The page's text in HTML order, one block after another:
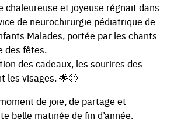
chaleureuse et joyeuse régnait dans
de neurochirurgie pédiatrique de
Malades, portée par les chants
des fêtes.
des cadeaux, les sourires des
les visages. 🌟😊
de joie, de partage et
belle matinée de fin d’année.